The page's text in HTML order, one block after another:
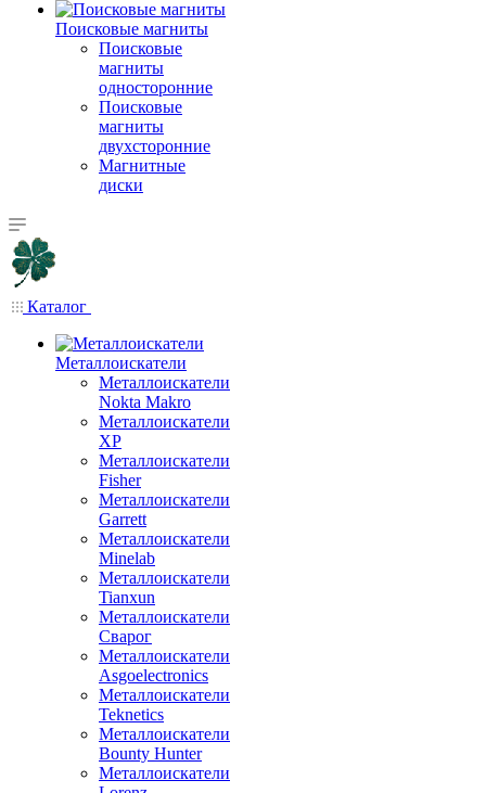
Поисковые магниты
Поисковые
магниты
односторонние
Поисковые
магниты
двухсторонние
Магнитные
диски
Каталог
Металлоискатели
Металлоискатели
Nokta Makro
Металлоискатели
XP
Металлоискатели
Fisher
Металлоискатели
Garrett
Металлоискатели
Minelab
Металлоискатели
Tianxun
Металлоискатели
Сварог
Металлоискатели
Asgoelectronics
Металлоискатели
Teknetics
Металлоискатели
Bounty Hunter
Металлоискатели